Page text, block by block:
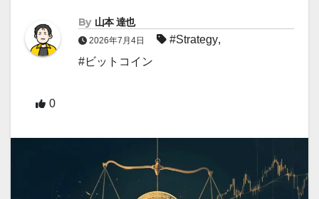
By 山本 達也
2026年7月4日 #Strategy,
#ビットコイン
0